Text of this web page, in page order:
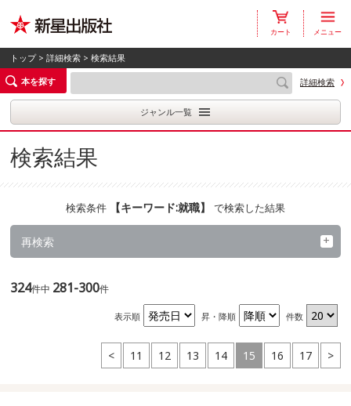
カート メニュー
トップ>詳細検索 > 検索結果
本を探す
詳細検索
ジャンル一覧
検索結果
検索条件 【キーワード:就職】 で検索した結果
再検索
324件中 281-300件
表示順 昇・降順 件数
< 11 12 13 14 15 16 17 >